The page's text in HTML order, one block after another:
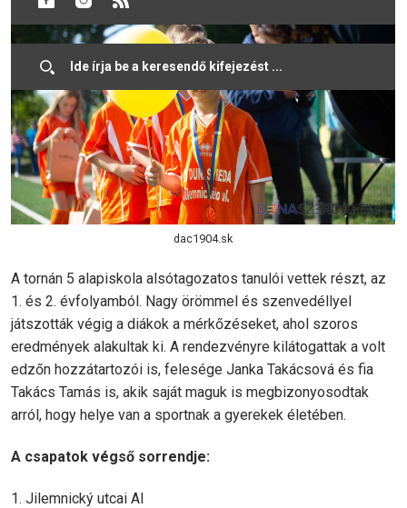
dac1904.sk
A tornán 5 alapiskola alsótagozatos tanulói vettek részt, az
1. és 2. évfolyamból. Nagy örömmel és szenvedéllyel
játszották végig a diákok a mérkőzéseket, ahol szoros
eredmények alakultak ki. A rendezvényre kilátogattak a volt
edzőn hozzátartozói is, felesége Janka Takácsová és fia
Takács Tamás is, akik saját maguk is megbizonyosodtak
arról, hogy helye van a sportnak a gyerekek életében.
A csapatok végső sorrendje:
1. Jilemnický utcai AI